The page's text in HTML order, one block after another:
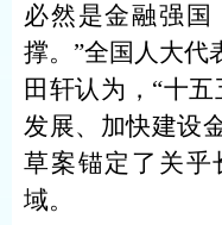
必然是金融强国
撑。”全国人大代
田轩认为，“十
发展、加快建设
草案锚定了关乎
域。